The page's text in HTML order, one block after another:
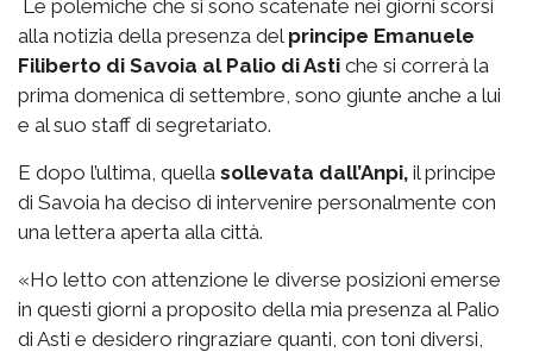
Le polemiche che si sono scatenate nei giorni scorsi
alla notizia della presenza del principe Emanuele
Filiberto di Savoia al Palio di Asti che si correrà la
prima domenica di settembre, sono giunte anche a lui
e al suo staff di segretariato.
E dopo l’ultima, quella sollevata dall’Anpi, il principe
di Savoia ha deciso di intervenire personalmente con
una lettera aperta alla città.
«Ho letto con attenzione le diverse posizioni emerse
in questi giorni a proposito della mia presenza al Palio
di Asti e desidero ringraziare quanti, con toni diversi,